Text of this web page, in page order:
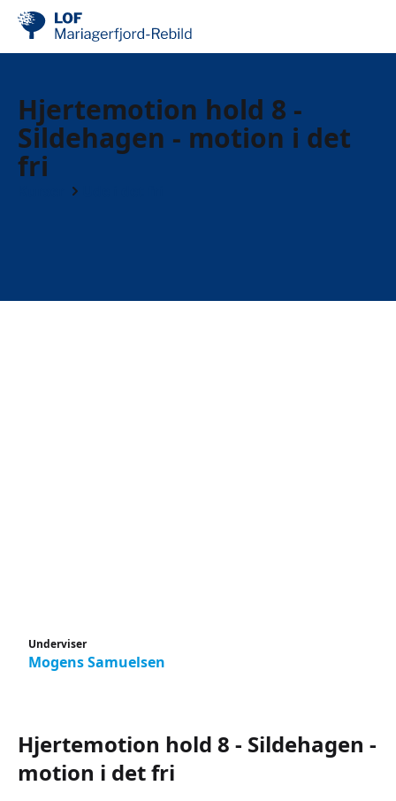
Hjertemotion hold 8 -
Sildehagen - motion i det
fri
Underviser
Mogens Samuelsen
Hjertemotion hold 8 - Sildehagen -
motion i det fri